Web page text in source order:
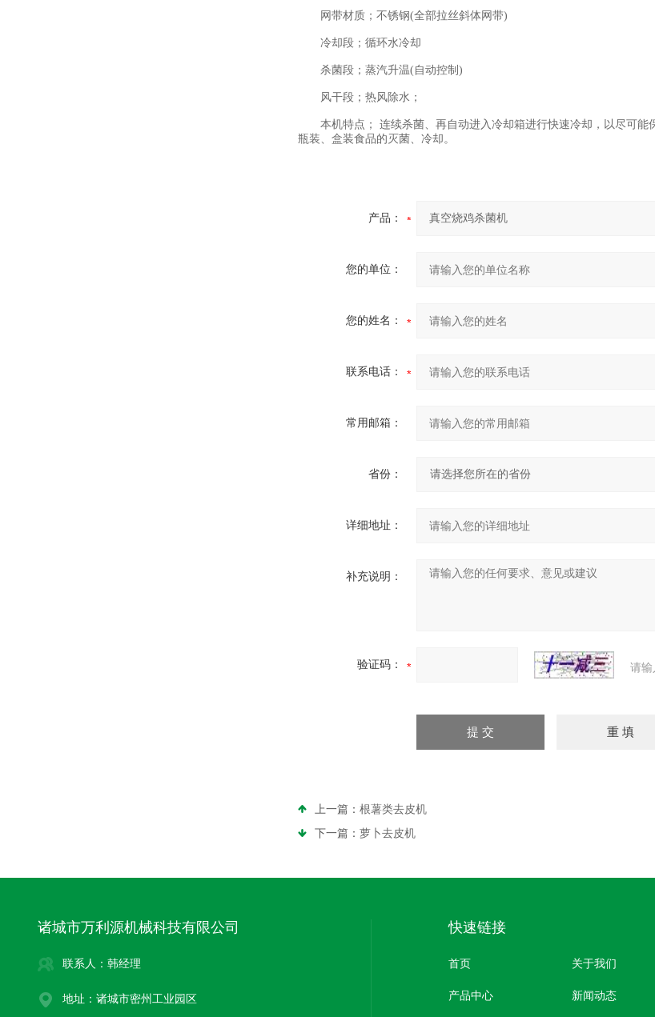
网带材质；不锈钢(全部拉丝斜体网带)
冷却段；循环水冷却
杀菌段；蒸汽升温(自动控制)
风干段；热风除水；
本机特点； 连续杀菌、再自动进入冷却箱进行快速冷却，以尽可能
瓶装、盒装食品的灭菌、冷却。
产品：
您的单位：
您的姓名：
联系电话：
常用邮箱：
省份：
详细地址：
补充说明：
验证码： 请输
上一篇： 根薯类去皮机
下一篇： 萝卜去皮机
诸城市万利源机械科技有限公司
联系人：韩经理
地址：诸城市密州工业园区
快速链接
首页 关于我们
产品中心 新闻动态